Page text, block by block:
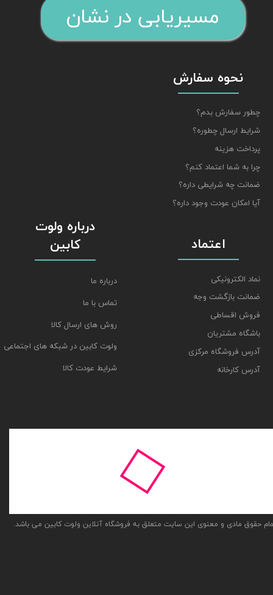
مسیریابی در نشان
نحوه سفارش
چطور سفارش بدم؟
شرایط ارسال چطوره؟
پرداخت هزینه
چرا به شما اعتماد کنم؟
ضمانت چه شرایطی داره؟
آیا امکان عودت وجود داره؟
حقوق مادی و معنوی این سایت متعلق به فروشگاه آنلاین ولوت کابین می باشد.
اعتماد
نماد الکترونیکی
ضمانت بازگشت وجه
فروش اقساطی
باشگاه مشتریان
آدرس فروشگاه مرکزی
آدرس کارخانه
درباره ولوت
کابین
درباره ما
تماس با ما
روش های ارسال کالا
ولوت کابین در شبکه های اجتماعی
شرایط عودت کالا